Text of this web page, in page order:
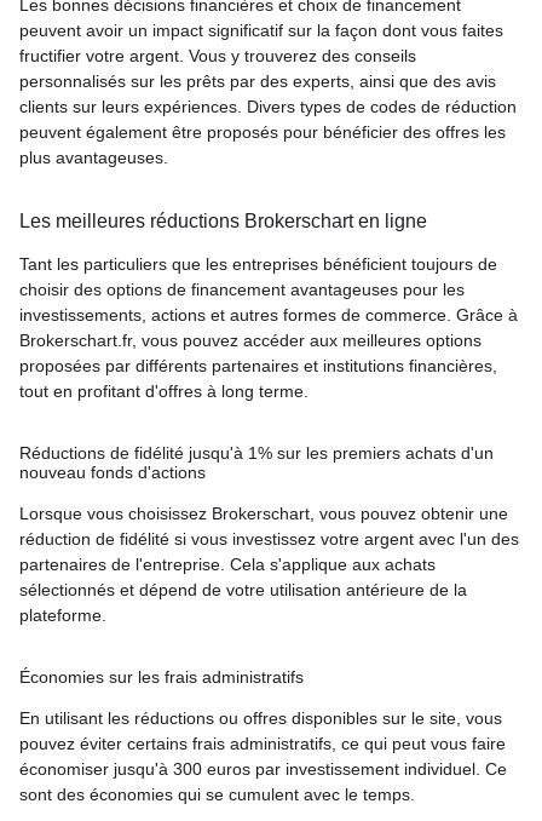
Les bonnes décisions financières et choix de financement
peuvent avoir un impact significatif sur la façon dont vous faites
fructifier votre argent. Vous y trouverez des conseils
personnalisés sur les prêts par des experts, ainsi que des avis
clients sur leurs expériences. Divers types de codes de réduction
peuvent également être proposés pour bénéficier des offres les
plus avantageuses.
Les meilleures réductions Brokerschart en ligne
Tant les particuliers que les entreprises bénéficient toujours de
choisir des options de financement avantageuses pour les
investissements, actions et autres formes de commerce. Grâce à
Brokerschart.fr, vous pouvez accéder aux meilleures options
proposées par différents partenaires et institutions financières,
tout en profitant d'offres à long terme.
Réductions de fidélité jusqu'à 1% sur les premiers achats d'un
nouveau fonds d'actions
Lorsque vous choisissez Brokerschart, vous pouvez obtenir une
réduction de fidélité si vous investissez votre argent avec l'un des
partenaires de l'entreprise. Cela s'applique aux achats
sélectionnés et dépend de votre utilisation antérieure de la
plateforme.
Économies sur les frais administratifs
En utilisant les réductions ou offres disponibles sur le site, vous
pouvez éviter certains frais administratifs, ce qui peut vous faire
économiser jusqu'à 300 euros par investissement individuel. Ce
sont des économies qui se cumulent avec le temps.